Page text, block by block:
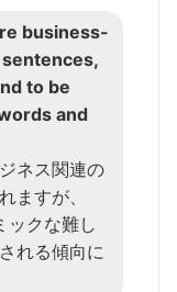
business-
to be
and
ネス関連の
ますが、
ックな難し
れる傾向に